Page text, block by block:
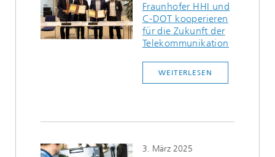
Fraunhofer HHI und
C-DOT kooperieren
für die Zukunft der
Telekommunikation
WEITERLESEN
3. März 2025